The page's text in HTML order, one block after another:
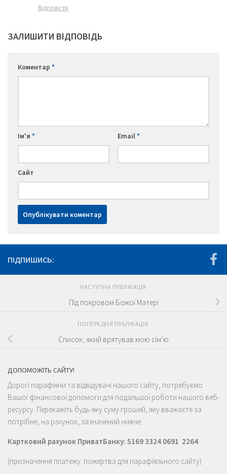
Відповісти
ЗАЛИШИТИ ВІДПОВІДЬ
Коментар *
Ім'я * Email*
Сайт
ПІДПИШИСЬ:
НАСТУПНА ПУБЛІКАЦІЯ
Під покровом Божої Матері
ПОПЕРЕДНЯ ПУБЛІКАЦІЯ
Список, який врятував мою сім’ю
ДОПОМОЖІТЬ САЙТУ!
Дорогі парафіяни та відвідувачі нашого сайту, потребуємо
Вашої фінансової допомоги для подальшої роботи нашого веб-
ресурсу. Перекажіть будь-яку суму грошей, яку вважаєте за
потрібне, на рахунок, зазначений нижче.
Картковий рахунок ПриватБанку: 5169 3324 0691 2264
(призначення платежу: пожертва для парафіяльного сайту)